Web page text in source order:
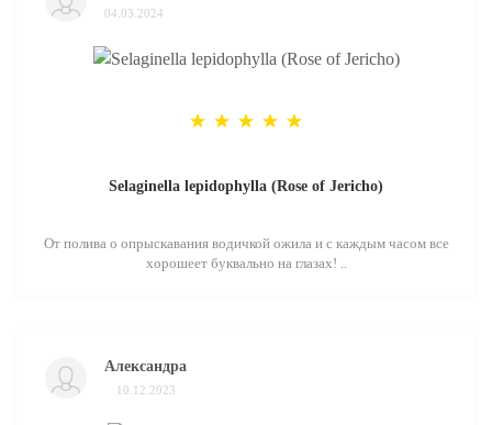
04.03.2024
Selaginella lepidophylla (Rose of Jericho)
От полива о опрыскавания водичкой ожила и с каждым часом все
хорошеет буквально на глазах! ..
Александра
10.12.2023